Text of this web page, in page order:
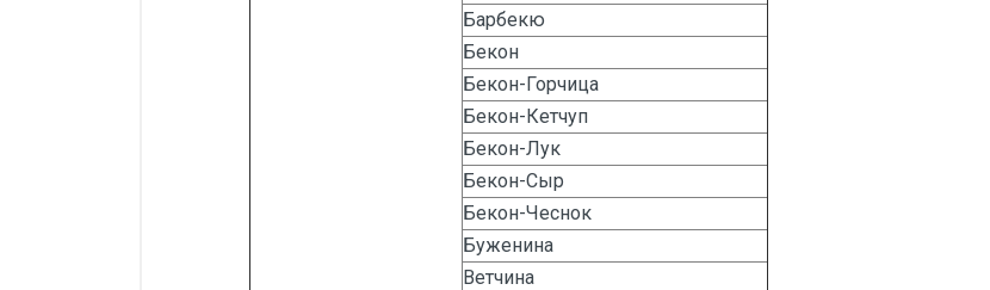
Барбекю
Бекон
Бекон-Горчица
Бекон-Кетчуп
Бекон-Лук
Бекон-Сыр
Бекон-Чеснок
Буженина
Ветчина